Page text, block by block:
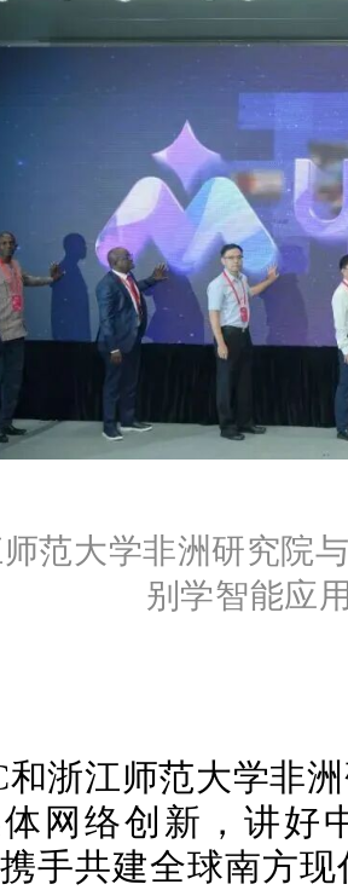
范大学非洲研究院
别学智能应
和浙江师范大学非
网络创新，讲好
手共建全球南方